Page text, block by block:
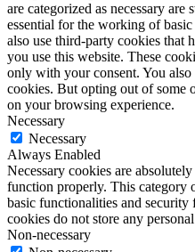
are categorized as necessary
essential for the working of
also use third-party cookies that
you use this website. These
only with your consent. You
cookies. But opting out of some
on your browsing experience.
Necessary
Necessary
Always Enabled
Necessary cookies are
function properly. This category
basic functionalities and security
cookies do not store any
Non-necessary